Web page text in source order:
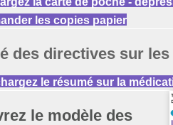
les copies papier
des directives sur
le résumé sur la
le modèle des